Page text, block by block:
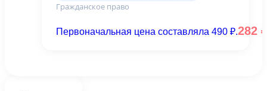
Гражданское право
Первоначальная цена составляла 490 ₽.282